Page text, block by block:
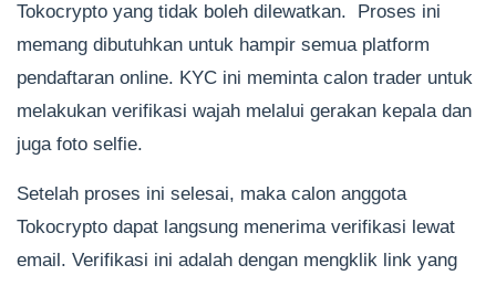
Tokocrypto yang tidak boleh dilewatkan. Proses ini
memang dibutuhkan untuk hampir semua platform
pendaftaran online. KYC ini meminta calon trader untuk
melakukan verifikasi wajah melalui gerakan kepala dan
juga foto selfie.
Setelah proses ini selesai, maka calon anggota
Tokocrypto dapat langsung menerima verifikasi lewat
email. Verifikasi ini adalah dengan mengklik link yang